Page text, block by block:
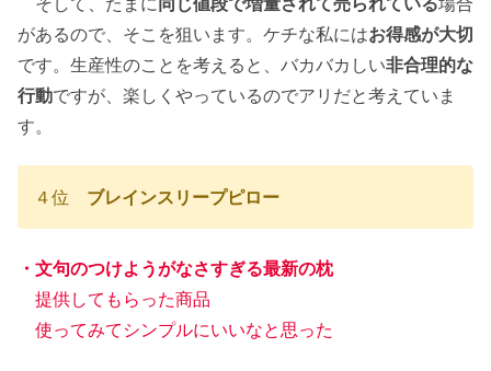
があるので、そこを狙います。ケチな私にはお得感が大切
です。生産性のことを考えると、バカバカしい非合理的な
行動ですが、楽しくやっているのでアリだと考えていま
す。
４位 ブレインスリープピロー
・文句のつけようがなさすぎる最新の枕
提供してもらった商品
使ってみてシンプルにいいなと思った